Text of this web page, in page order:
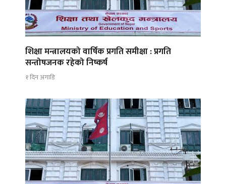
शिक्षा मन्त्रालयको वार्षिक प्रगति समीक्षा : प्रगति
सन्तोषजनक रहेको निष्कर्ष
१ दिन अगाडि